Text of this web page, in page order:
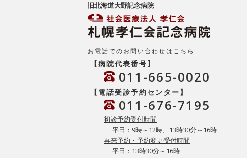
旧北海道大野記念病院
お電話でのお問い合わせはこちら
【病院代表番号】
011-665-0020
【電話受診予約センター】
011-676-7195
初診予約受付時間
平日：9時～12時、13時30分～16時
再来予約・予約変更受付時間
平日：13時30分～16時